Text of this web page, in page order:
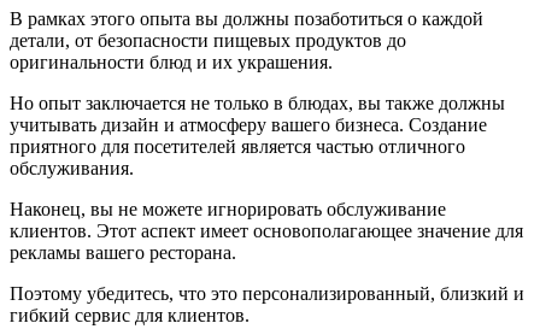
В рамках этого опыта вы должны позаботиться о каждой
детали, от безопасности пищевых продуктов до
оригинальности блюд и их украшения.
Но опыт заключается не только в блюдах, вы также должны
учитывать дизайн и атмосферу вашего бизнеса. Создание
приятного для посетителей является частью отличного
обслуживания.
Наконец, вы не можете игнорировать обслуживание
клиентов. Этот аспект имеет основополагающее значение для
рекламы вашего ресторана.
Поэтому убедитесь, что это персонализированный, близкий и
гибкий сервис для клиентов.